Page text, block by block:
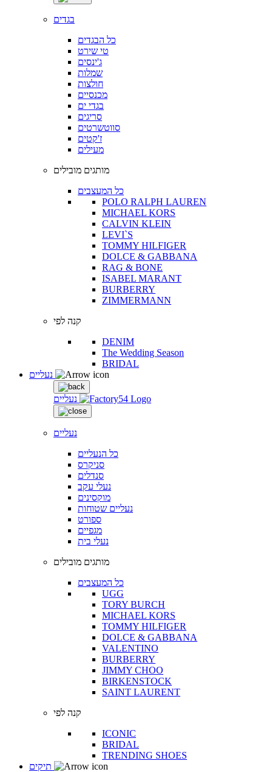
בגדים
כל הבגדים
טי שירט
ג'ינסים
שמלות
חולצות
מכנסיים
בגדי ים
סריגים
סווטשרטים
ז'קטים
מעילים
מותגים מובילים
כל המעצבים
POLO RALPH LAUREN
MICHAEL KORS
CALVIN KLEIN
LEVI`S
TOMMY HILFIGER
DOLCE & GABBANA
RAG & BONE
ISABEL MARANT
BURBERRY
ZIMMERMANN
קנה לפי
DENIM
The Wedding Season
BRIDAL
נעליים
נעליים
כל הנעליים
סניקרס
סנדלים
נעלי עקב
מוקסינים
נעליים שטוחות
ספורט
מגפיים
נעלי בית
מותגים מובילים
כל המעצבים
UGG
TORY BURCH
MICHAEL KORS
TOMMY HILFIGER
DOLCE & GABBANA
VALENTINO
BURBERRY
JIMMY CHOO
BIRKENSTOCK
SAINT LAURENT
קנה לפי
ICONIC
BRIDAL
TRENDING SHOES